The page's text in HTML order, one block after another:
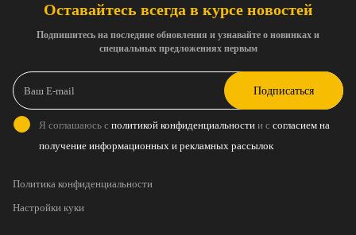
Оставайтесь всегда в курсе новостей
Подпишитесь на последние обновления и узнавайте о новинках и
специальных предложениях первым
Подписаться
Я соглашаюсь с политикой конфиденциальности и с согласием на
получение информационных и рекламных рассылок
Политика конфиденциальности
Настройки куки